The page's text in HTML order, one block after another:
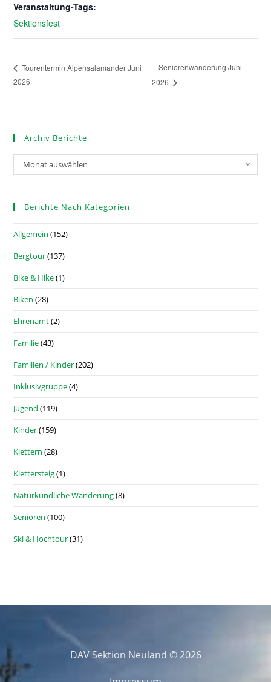
Veranstaltung-Tags:
Sektionsfest
Tourentermin Alpensalamander Juni
2026
Seniorenwanderung Juni
2026
Archiv Berichte
Monat auswählen
Berichte Nach Kategorien
Allgemein (152)
Bergtour(137)
Bike & Hike(1)
Biken (28)
Ehrenamt(2)
Familie(43)
Familien / Kinder(202)
Inklusivgruppe(4)
Jugend (119)
Kinder(159)
Klettern (28)
Klettersteig(1)
Naturkundliche Wanderung(8)
Senioren (100)
Ski & Hochtour(31)
DAV Sektion Neuland © 2026